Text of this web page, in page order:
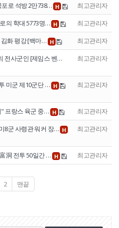
포로 석방 2만738… H
최고관리자
의 학대 5773명… H
최고관리자
화 평강 [백마… H
최고관리자
전사군인 [제임스 벤…
최고관리자
미군 제10군단 … H 최고관리자
프랑스 육군 중… H
최고관리자
8군 사령관 워커 장… H 최고관리자
洞 전투 50일간 … H 최고관리자
2 맨끝